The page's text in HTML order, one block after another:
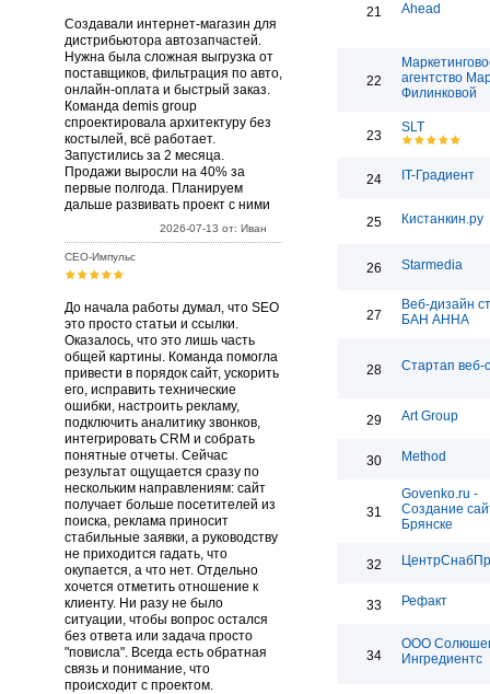
Создавали интернет-магазин для
дистрибьютора автозапчастей.
Нужна была сложная выгрузка от
поставщиков, фильтрация по авто,
онлайн-оплата и быстрый заказ.
Команда demis group
спроектировала архитектуру без
костылей, всё работает.
Запустились за 2 месяца.
Продажи выросли на 40% за
первые полгода. Планируем
дальше развивать проект с ними
2026-07-13 от: Иван
СЕО-Импульс
До начала работы думал, что SEO
это просто статьи и ссылки.
Оказалось, что это лишь часть
общей картины. Команда помогла
привести в порядок сайт, ускорить
его, исправить технические
ошибки, настроить рекламу,
подключить аналитику звонков,
интегрировать CRM и собрать
понятные отчеты. Сейчас
результат ощущается сразу по
нескольким направлениям: сайт
получает больше посетителей из
поиска, реклама приносит
стабильные заявки, а руководству
не приходится гадать, что
окупается, а что нет. Отдельно
хочется отметить отношение к
клиенту. Ни разу не было
ситуации, чтобы вопрос остался
без ответа или задача просто
"повисла". Всегда есть обратная
связь и понимание, что
происходит с проектом.
21 Ahead
22
агентство
Филинковой
23
SLT
24 IT-Градиент
25 Кистанкин.ру
26 Starmedia
27
Веб-дизайн
БАН АННА
28 Стартап веб-
29 Art Group
30 Method
31
Govenko.ru -
Создание
Брянске
32
33 Рефакт
34
ООО
Ингредиентс